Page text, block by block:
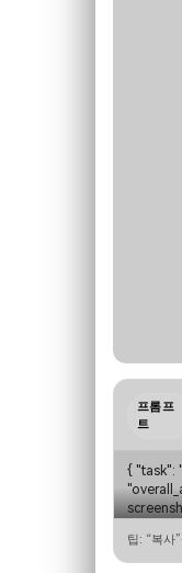
프롬프
트
{ "task":
팁: “복사